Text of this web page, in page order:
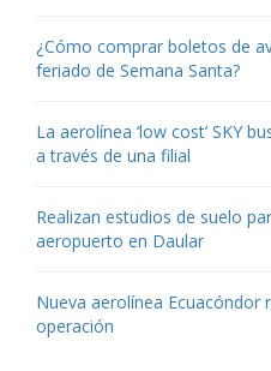
¿Cómo comprar boletos de
feriado de Semana Santa?
La aerolínea ‘low cost’ SKY
a través de una filial
Realizan estudios de suelo
aeropuerto en Daular
Nueva aerolínea Ecuacóndor
operación